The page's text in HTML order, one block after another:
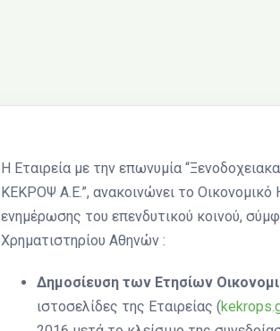
Η Εταιρεία με την επωνυμία
ΚΕΚΡΟΨ Α.Ε.”, ανακοινώνει το Οικονομικό
ενημέρωσης του επενδυτικού κοινού,
Χρηματιστηρίου Αθηνών :
Δημοσίευση των Ετησίων
ιστοσελίδες της Εταιρείας (